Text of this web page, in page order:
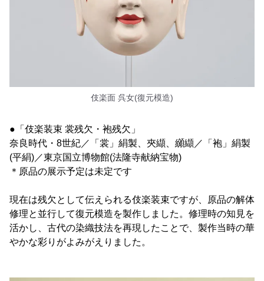
伎楽面 呉女(復元模造)
●「伎楽装束 裳残欠・袍残欠」
奈良時代・8世紀／「裳」絹製、夾纈、纐纈／「袍」絹製
(平絹)／東京国立博物館(法隆寺献納宝物)
＊原品の展示予定は未定です
現在は残欠として伝えられる伎楽装束ですが、原品の解体
修理と並行して復元模造を製作しました。修理時の知見を
活かし、古代の染織技法を再現したことで、製作当時の華
やかな彩りがよみがえりました。